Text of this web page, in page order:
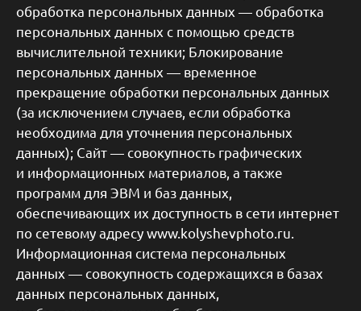
обработка персональных данных — обработка
персональных данных с помощью средств
вычислительной техники; Блокирование
персональных данных — временное
прекращение обработки персональных данных
(за исключением случаев, если обработка
необходима для уточнения персональных
данных); Сайт — совокупность графических
и информационных материалов, а также
программ для ЭВМ и баз данных,
обеспечивающих их доступность в сети интернет
по сетевому адресу www.kolyshevphoto.ru.
Информационная система персональных
данных — совокупность содержащихся в базах
данных персональных данных,